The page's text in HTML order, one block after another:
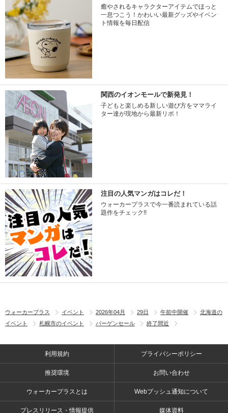
癒やされるキャラクターアイテムでほっと
一息つこう！かわいい最新グッズやイベン
ト情報を毎日配信
関西のイオンモールで新発見！
子どもと楽しめる新しい遊び方をママライ
ター達が現地から最新リポ！
注目の人気マンガはコレだ！
ウォーカープラスで今一番読まれている話
題作をチェック!!
ウォーカープラス イベント 2026年04月 29日 午前中開催
北海道の
イベント
札幌市のイベント バーゲンセール 終了間近
利用規約 プライバシーポリシー
推奨環境 お問い合わせ
ウォーカープラスとは Webプッシュ通知について
プレスリリース・情報提供 媒体資料